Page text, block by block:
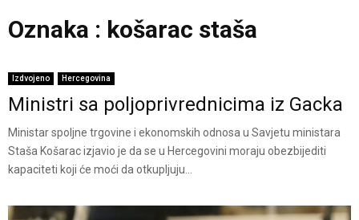
Oznaka : košarac staša
Izdvojeno Hercegovina
Ministri sa poljoprivrednicima iz Gacka
Ministar spoljne trgovine i ekonomskih odnosa u Savjetu ministara
Staša Košarac izjavio je da se u Hercegovini moraju obezbijediti
kapaciteti koji će moći da otkupljuju...